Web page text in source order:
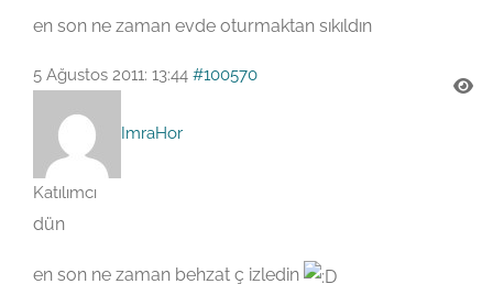
en son ne zaman evde oturmaktan sıkıldın
5 Ağustos 2011: 13:44 #100570
ImraHor
Katılımcı
dün
en son ne zaman behzat ç izledin